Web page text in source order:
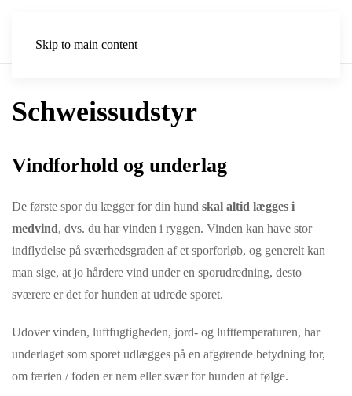
Skip to main content
Schweissudstyr
Vindforhold og underlag
De første spor du lægger for din hund skal altid lægges i
medvind, dvs. du har vinden i ryggen. Vinden kan have stor
indflydelse på sværhedsgraden af et sporforløb, og generelt kan
man sige, at jo hårdere vind under en sporudredning, desto
sværere er det for hunden at udrede sporet.
Udover vinden, luftfugtigheden, jord- og lufttemperaturen, har
underlaget som sporet udlægges på en afgørende betydning for,
om færten / foden er nem eller svær for hunden at følge.